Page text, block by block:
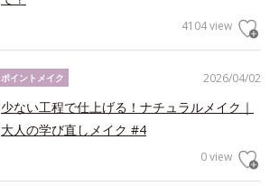
4104 view
2026/04/02
ポイントメイク
少ない工程で仕上げる！ナチュラルメイク｜
大人の学び直しメイク #4
0 view